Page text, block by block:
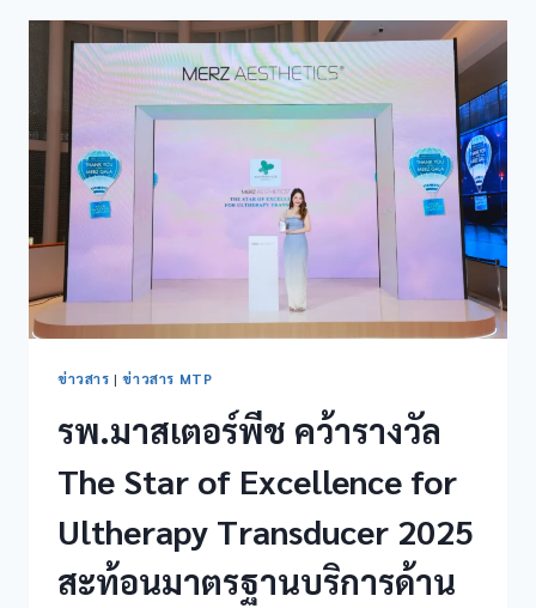
ข่าวสาร |ข่าวสาร MTP
รพ.มาสเตอร์พีช คว้ารางวัล
The Star of Excellence for
Ultherapy Transducer 2025
สะท้อนมาตรฐานบริการด้าน